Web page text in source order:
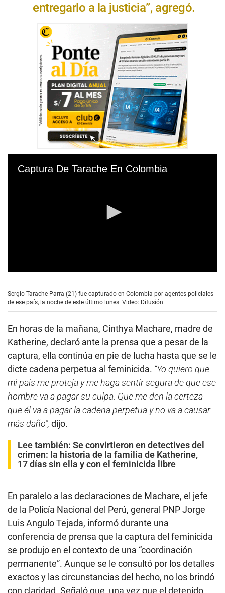
entregarlo a la justicia”, agregó.
Captura De Tarache En Colombia
e
c
d
s
o
f
8
e
c
o
n
s
Sergio Tarache Parra (21) fue capturado en Colombia por agentes policiales
de ese país, la noche de este último lunes. Video: Difusión
En horas de la mañana, Cinthya Machare, madre de
Katherine, declaró ante la prensa que a pesar de la
captura, ella continúa en pie de lucha hasta que se le
dicte cadena perpetua al feminicida. “Yo quiero que
mi país me proteja y me haga sentir segura de que ese
hombre va a pagar su culpa. Que me den la certeza
que él va a pagar la cadena perpetua y no va a causar
más daño”, dijo.
Lee también: Se convirtieron en detectives del
crimen: la historia de la familia de Katherine,
17 días sin ella y con el feminicida libre
En paralelo a las declaraciones de Machare, el jefe
de la Policía Nacional del Perú, general PNP Jorge
Luis Angulo Tejada, informó durante una
conferencia de prensa que la captura del feminicida
se produjo en el contexto de una “coordinación
permanente”. Aunque se le consultó por los detalles
exactos y las circunstancias del hecho, no los brindó